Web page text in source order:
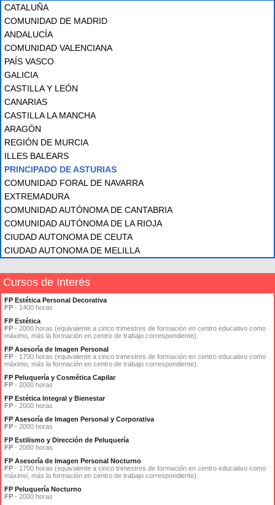
CATALUÑA
COMUNIDAD DE MADRID
ANDALUCÍA
COMUNIDAD VALENCIANA
PAÍS VASCO
GALICIA
CASTILLA Y LEÓN
CANARIAS
CASTILLA LA MANCHA
ARAGÓN
REGIÓN DE MURCIA
ILLES BALEARS
PRINCIPADO DE ASTURIAS
COMUNIDAD FORAL DE NAVARRA
EXTREMADURA
COMUNIDAD AUTÓNOMA DE CANTABRIA
COMUNIDAD AUTÓNOMA DE LA RIOJA
CIUDAD AUTONOMA DE CEUTA
CIUDAD AUTONOMA DE MELILLA
Cursos de Interés
FP Estética Personal Decorativa
FP - 1400 horas
FP Estética
FP - 2000 horas (equivalente a cinco trimestres de formación en centro educativo como
máximo, más la formación en centro de trabajo correspondiente).
FP Asesoría de Imagen Personal
FP - 1700 horas (equivalente a cinco trimestres de formación en centro educativo como
máximo, más la formación en centro de trabajo correspondiente).
FP Peluquería y Cosmética Capilar
FP - 2000 horas
FP Estética Integral y Bienestar
FP - 2000 horas
FP Asesoría de Imagen Personal y Corporativa
FP - 2000 horas
FP Estilismo y Dirección de Peluquería
FP - 2000 horas
FP Asesoría de Imagen Personal Nocturno
FP - 1700 horas (equivalente a cinco trimestres de formación en centro educativo como
máximo, más la formación en centro de trabajo correspondiente).
FP Peluquería Nocturno
FP - 2000 horas